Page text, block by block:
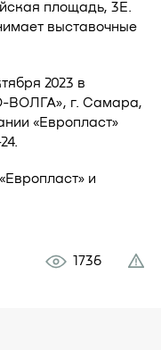
площадь, 3E.
выставочные
2023 в
ВОЛГА», г. Самара,
«Европласт»
и
1736